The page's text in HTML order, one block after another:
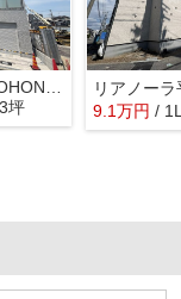
坪
リアノー
9.1万円 /